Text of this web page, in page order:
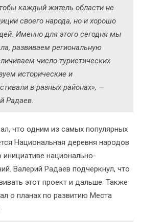
каждый житель области не
своего народа, но и хорошо
Именно для этого сегодня мы
развиваем региональную
число туристических
исторические и
в разных районах», —
Радаев.
что одним из самых популярных
Национальная деревня народов
национально-
Валерий Радаев подчеркнул, что
этот проект и дальше. Также
о планах по развитию Места